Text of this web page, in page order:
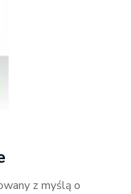
z myślą o